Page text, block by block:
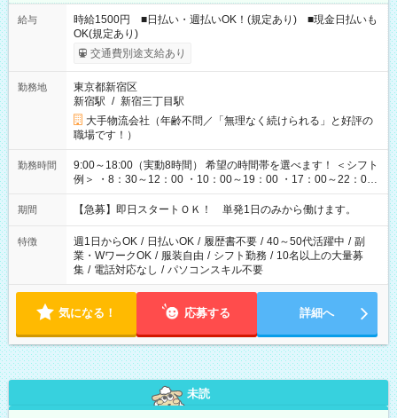
給与
時給1500円 ■日払い・週払いOK！(規定あり) ■現金日払いも
OK(規定あり)
交通費別途支給あり
勤務地
東京都新宿区
新宿駅 / 新宿三丁目駅
大手物流会社（年齢不問／「無理なく続けられる」と好評の
職場です！）
勤務時間
9:00～18:00（実動8時間） 希望の時間帯を選べます！ ＜シフト
例＞ ・8：30～12：00 ・10：00～19：00 ・17：00～22：00
・13：00～22：00 ・22：00～翌6：00 など
期間 【急募】即日スタートＯＫ！ 単発1日のみから働けます。
特徴 週1日からOK / 日払いOK / 履歴書不要 / 40～50代活躍中 / 副
業・WワークOK / 服装自由 / シフト勤務 / 10名以上の大量募
集 / 電話対応なし / パソコンスキル不要
気になる！ 応募する 詳細へ
未読